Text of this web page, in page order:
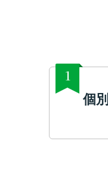
1
個